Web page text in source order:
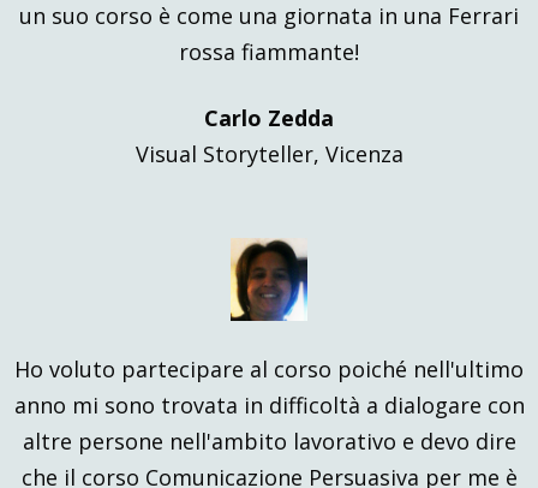
un suo corso è come una giornata in una Ferrari
rossa fiammante!
Carlo Zedda
Visual Storyteller, Vicenza
Ho voluto partecipare al corso poiché nell'ultimo
anno mi sono trovata in difficoltà a dialogare con
altre persone nell'ambito lavorativo e devo dire
che il corso Comunicazione Persuasiva per me è